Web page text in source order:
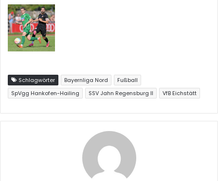
Schlagwörter Bayernliga Nord
Fußball
SpVgg Hankofen-Hailing
SSV Jahn Regensburg II VfB Eichstätt